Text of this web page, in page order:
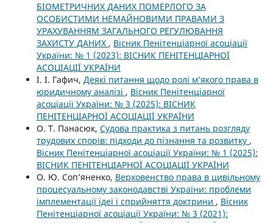
БІОМЕТРИЧНИХ ДАНИХ ПОМЕРЛОГО ЗА
ОСОБИСТИМИ НЕМАЙНОВИМИ ПРАВАМИ З
УРАХУВАННЯМ ЗАГАЛЬНОГО РЕГУЛЮВАННЯ
ЗАХИСТУ ДАНИХ , Вісник Пенітенціарної асоціації
України: № 1 (2023): ВІСНИК ПЕНІТЕНЦІАРНОЇ
АСОЦІАЦІЇ УКРАЇНИ
І. І. Гафич, Деякі питання щодо ролі м’якого права в
юридичному аналізі , Вісник Пенітенціарної
асоціації України: № 3 (2025): ВІСНИК
ПЕНІТЕНЦІАРНОЇ АСОЦІАЦІЇ УКРАЇНИ
О. Т. Панасюк, Судова практика з питань розгляду
трудових спорів: підходи до пізнання та розвитку ,
Вісник Пенітенціарної асоціації України: № 1 (2025):
ВІСНИК ПЕНІТЕНЦІАРНОЇ АСОЦІАЦІЇ УКРАЇНИ
О. Ю. Соп’яненко, Верховенство права в цивільному
процесуальному законодавстві України: проблеми
імплементації ідеї і сприйняття доктрини , Вісник
Пенітенціарної асоціації України: № 3 (2021):